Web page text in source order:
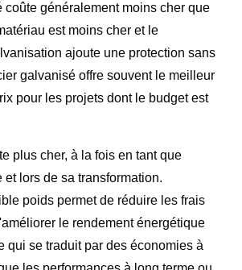
coûte généralement moins cher que
est moins cher et le
ajoute une protection sans
galvanisé offre souvent le meilleur
pour les projets dont le budget est
plus cher, à la fois en tant que
et lors de sa transformation.
poids permet de réduire les frais
le rendement énergétique
qui se traduit par des économies à